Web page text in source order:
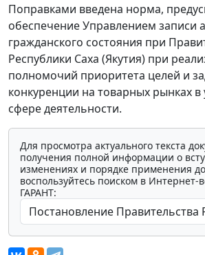
Поправками введена норма,
обеспечение Управлением записи
гражданского состояния при
Республики Саха (Якутия) при
полномочий приоритета целей и
конкуренции на товарных рынках в
сфере деятельности.
Для просмотра актуального текста
получения полной информации о
изменениях и порядке применения
воспользуйтесь поиском в Интернет-
ГАРАНТ: